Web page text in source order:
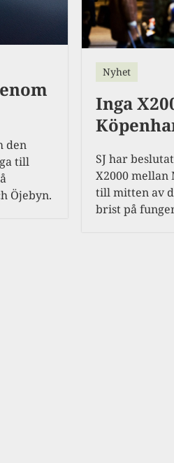
den
till
Öjebyn.
Nyhet
Inga
SJ har
X2000 mellan
till mitten av
brist på